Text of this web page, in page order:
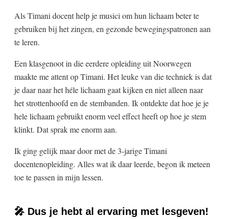
Als Timani docent help je musici om hun lichaam beter te
gebruiken bij het zingen, en gezonde bewegingspatronen aan
te leren.
Een klasgenoot in die eerdere opleiding uit Noorwegen
maakte me attent op Timani. Het leuke van die techniek is dat
je daar naar het héle lichaam gaat kijken en niet alleen naar
het strottenhoofd en de stembanden. Ik ontdekte dat hoe je je
hele lichaam gebruikt enorm veel effect heeft op hoe je stem
klinkt. Dat sprak me enorm aan.
Ik ging gelijk maar door met de 3-jarige Timani
docentenopleiding. Alles wat ik daar leerde, begon ik meteen
toe te passen in mijn lessen.
🎤 Dus je hebt al ervaring met lesgeven!